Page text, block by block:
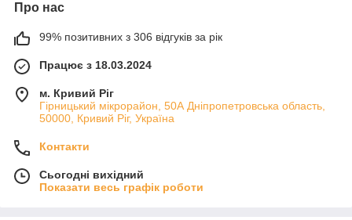
Про нас
99% позитивних з 306 відгуків за рік
Працює з 18.03.2024
м. Кривий Ріг
Гірницький мікрорайон, 50А Дніпропетровська область,
50000, Кривий Ріг, Україна
Контакти
Сьогодні вихідний
Показати весь графік роботи